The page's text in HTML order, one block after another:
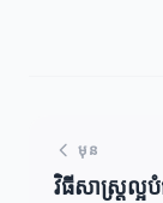
មុន
វិធីសាស្ត្រល្